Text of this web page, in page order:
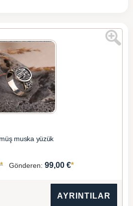
muska yüzük
* Gönderen: 99,00 €*
AYRINTILAR